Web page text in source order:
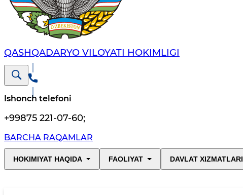
QASHQADARYO VILOYATI HОKIMLIGI
Ishonch telefoni
+99875 221-07-60;
BARCHA RAQAMLAR
HOKIMIYAT HAQIDA FAOLIYAT DAVLAT XIZMATLARI